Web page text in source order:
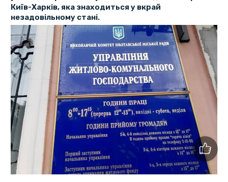
Київ-Харків, яка знаходиться у вкрай
незадовільному стані.